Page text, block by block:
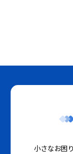
小さなお困